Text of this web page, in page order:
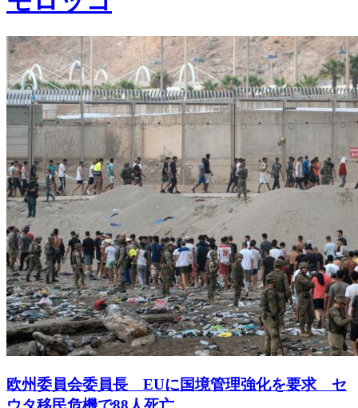
欧州委員会委員長 EUに国境管理強化を要求 セ